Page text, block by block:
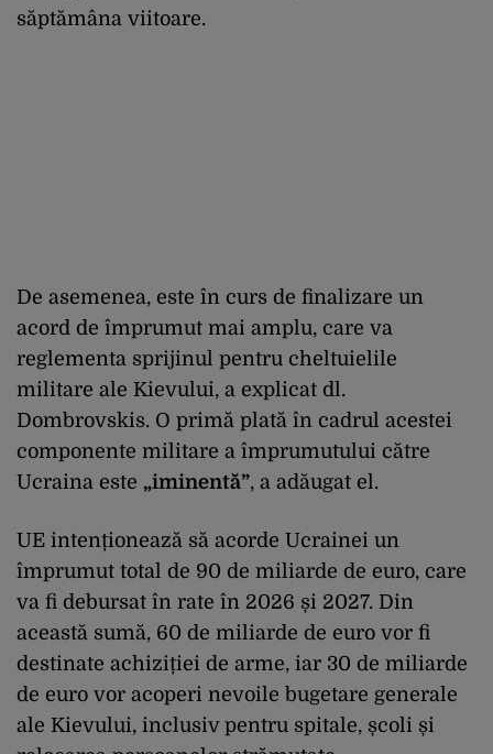
săptămâna viitoare.
De asemenea, este în curs de finalizare un
acord de împrumut mai amplu, care va
reglementa sprijinul pentru cheltuielile
militare ale Kievului, a explicat dl.
Dombrovskis. O primă plată în cadrul acestei
componente militare a împrumutului către
Ucraina este „iminentă”, a adăugat el.
UE intenționează să acorde Ucrainei un
împrumut total de 90 de miliarde de euro, care
va fi debursat în rate în 2026 și 2027. Din
această sumă, 60 de miliarde de euro vor fi
destinate achiziției de arme, iar 30 de miliarde
de euro vor acoperi nevoile bugetare generale
ale Kievului, inclusiv pentru spitale, școli și